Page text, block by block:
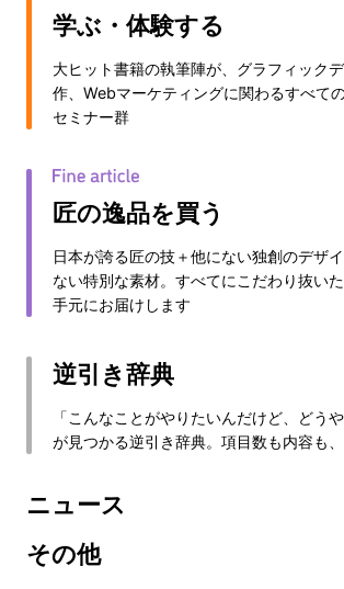
学ぶ・体験する
大ヒット書籍の執筆陣が、グラフィック
作、Webマーケティングに関わるすべて
セミナー群
匠の逸品を買う
日本が誇る匠の技＋他にない独創のデザ
ない特別な素材。すべてにこだわり抜い
手元にお届けします
逆引き辞典
「こんなことがやりたいんだけど、どう
が見つかる逆引き辞典。項目数も内容も
ニュース
その他